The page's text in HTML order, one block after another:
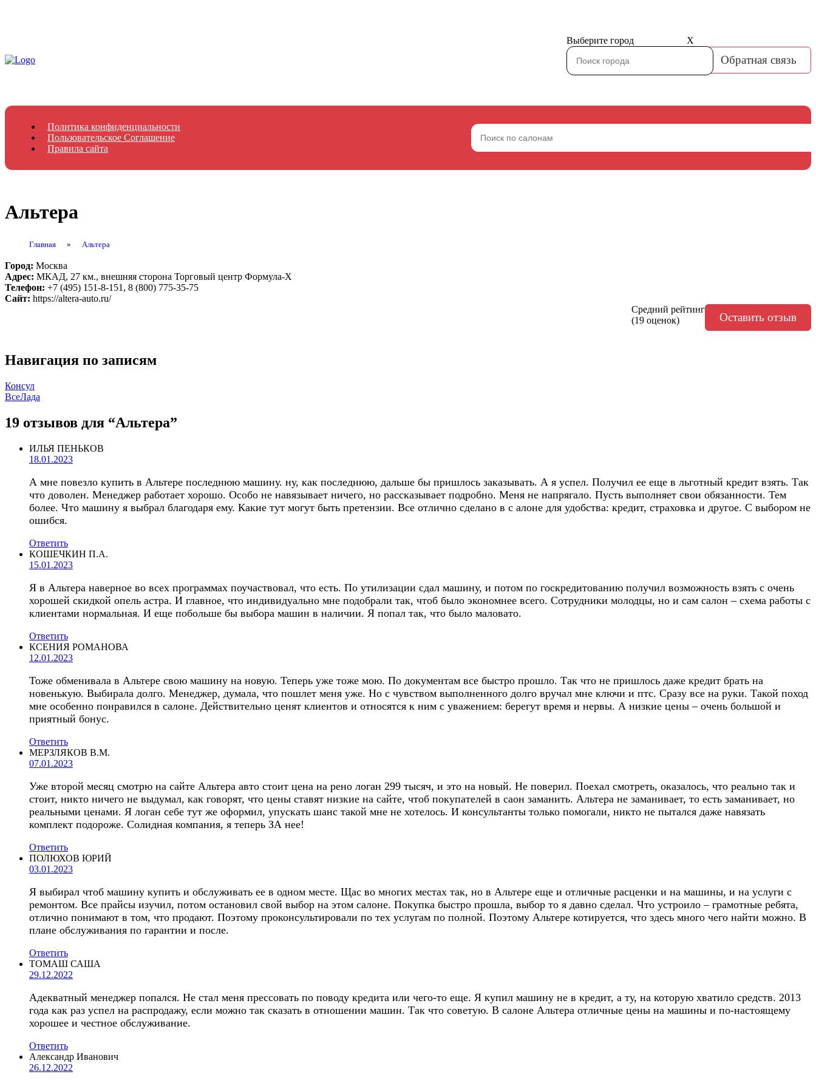
Выберите город X
Обратная связь
Политика конфиденциальности
Пользовательское Соглашение
Правила сайта
Альтера
Главная » Альтера
Город: Москва
Адрес: МКАД, 27 км., внешняя сторона Торговый центр Формула-Х
Телефон: +7 (495) 151-8-151, 8 (800) 775-35-75
Сайт: https://altera-auto.ru/
Средний рейтинг
(19 оценок)
Оставить отзыв
Навигация по записям
Консул
ВсеЛада
19 отзывов для “Альтера”
ИЛЬЯ ПЕНЬКОВ
18.01.2023
А мне повезло купить в Альтере последнюю машину. ну, как последнюю, дальше бы пришлось заказывать. А я успел. Получил ее еще в льготный кредит взять. Так
что доволен. Менеджер работает хорошо. Особо не навязывает ничего, но рассказывает подробно. Меня не напрягало. Пусть выполняет свои обязанности. Тем
более. Что машину я выбрал благодаря ему. Какие тут могут быть претензии. Все отлично сделано в с алоне для удобства: кредит, страховка и другое. С выбором не
ошибся.
Ответить
КОШЕЧКИН П.А.
15.01.2023
Я в Альтера наверное во всех программах поучаствовал, что есть. По утилизации сдал машину, и потом по госкредитованию получил возможность взять с очень
хорошей скидкой опель астра. И главное, что индивидуально мне подобрали так, чтоб было экономнее всего. Сотрудники молодцы, но и сам салон – схема работы с
клиентами нормальная. И еще побольше бы выбора машин в наличии. Я попал так, что было маловато.
Ответить
КСЕНИЯ РОМАНОВА
12.01.2023
Тоже обменивала в Альтере свою машину на новую. Теперь уже тоже мою. По документам все быстро прошло. Так что не пришлось даже кредит брать на
новенькую. Выбирала долго. Менеджер, думала, что пошлет меня уже. Но с чувством выполненного долго вручал мне ключи и птс. Сразу все на руки. Такой поход
мне особенно понравился в салоне. Действительно ценят клиентов и относятся к ним с уважением: берегут время и нервы. А низкие цены – очень большой и
приятный бонус.
Ответить
МЕРЗЛЯКОВ В.М.
07.01.2023
Уже второй месяц смотрю на сайте Альтера авто стоит цена на рено логан 299 тысяч, и это на новый. Не поверил. Поехал смотреть, оказалось, что реально так и
стоит, никто ничего не выдумал, как говорят, что цены ставят низкие на сайте, чтоб покупателей в саон заманить. Альтера не заманивает, то есть заманивает, но
реальными ценами. Я логан себе тут же оформил, упускать шанс такой мне не хотелось. И консультанты только помогали, никто не пытался даже навязать
комплект подороже. Солидная компания, я теперь ЗА нее!
Ответить
ПОЛЮХОВ ЮРИЙ
03.01.2023
Я выбирал чтоб машину купить и обслуживать ее в одном месте. Щас во многих местах так, но в Альтере еще и отличные расценки и на машины, и на услуги с
ремонтом. Все прайсы изучил, потом остановил свой выбор на этом салоне. Покупка быстро прошла, выбор то я давно сделал. Что устроило – грамотные ребята,
отлично понимают в том, что продают. Поэтому проконсультировали по тех услугам по полной. Поэтому Альтере котируется, что здесь много чего найти можно. В
плане обслуживания по гарантии и после.
Ответить
ТОМАШ САША
29.12.2022
Адекватный менеджер попался. Не стал меня прессовать по поводу кредита или чего-то еще. Я купил машину не в кредит, а ту, на которую хватило средств. 2013
года как раз успел на распродажу, если можно так сказать в отношении машин. Так что советую. В салоне Альтера отличные цены на машины и по-настоящему
хорошее и честное обслуживание.
Ответить
Александр Иванович
26.12.2022